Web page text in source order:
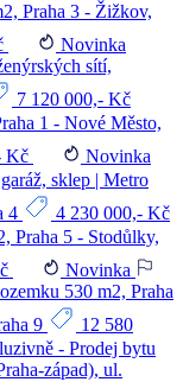
Praha 3 - Žižkov,
Novinka
sítí,
7 120 000,- Kč
1 - Nové Město,
Kč
Novinka
sklep | Metro
4
4 230 000,- Kč
Praha 5 - Stodůlky,
Novinka
530 m2, Praha
9
12 580
- Prodej bytu
západ), ul.